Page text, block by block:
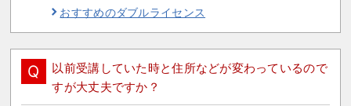
おすすめのダブルライセンス
Q
以前受講していた時と住所などが変わっているので
すが大丈夫ですか？